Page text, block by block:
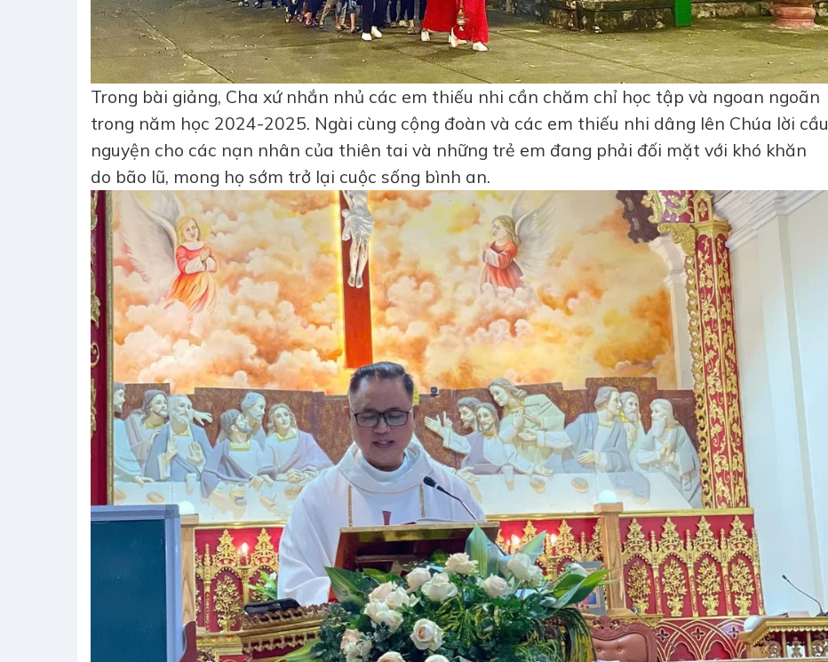
Trong bài giảng, Cha xứ nhắn nhủ các em thiếu nhi cần chăm chỉ học tập và ngoan ngoãn
trong năm học 2024-2025. Ngài cùng cộng đoàn và các em thiếu nhi dâng lên Chúa lời cầu
nguyện cho các nạn nhân của thiên tai và những trẻ em đang phải đối mặt với khó khăn
do bão lũ, mong họ sớm trở lại cuộc sống bình an.